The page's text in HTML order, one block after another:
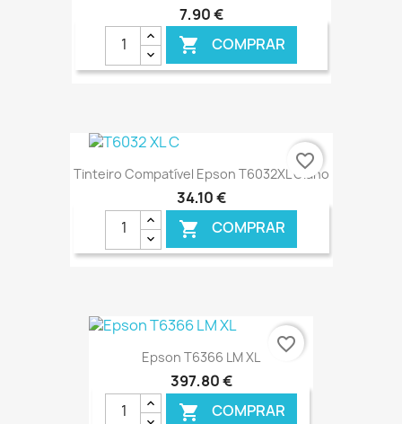
7,90 €
 COMPRAR
€ ONLINE
Tinteiro Compatível Epson T6032XL Ciano
34,10 €
 COMPRAR
€ ONLINE
favorite_border
Epson T6366 LM XL
397,80 €
 COMPRAR
favorite_border